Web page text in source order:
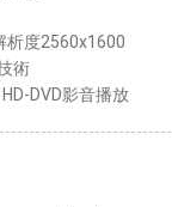
析度2560x1600
術
DVD影音播放